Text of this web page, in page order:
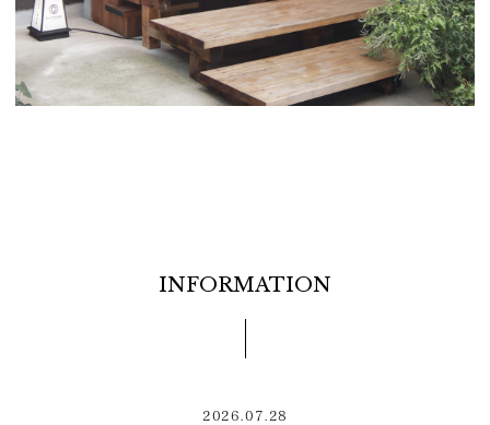
INFORMATION
2026.07.28